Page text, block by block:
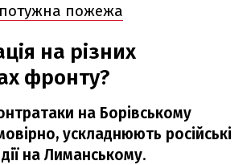
пожежа
на різних
фронту?
на Борівському
ускладнюють російські
на Лиманському.